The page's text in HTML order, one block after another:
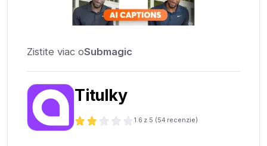
Zistite viac oSubmagic
Titulky
1.6 z 5 (54 recenzie)